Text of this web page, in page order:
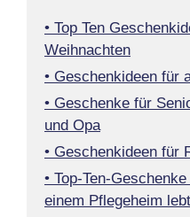
• Top Ten
Weihnachten
• Geschenkideen für
• Geschenke für
und Opa
• Geschenkideen für
• Top-Ten-
einem Pflegeheim lebt